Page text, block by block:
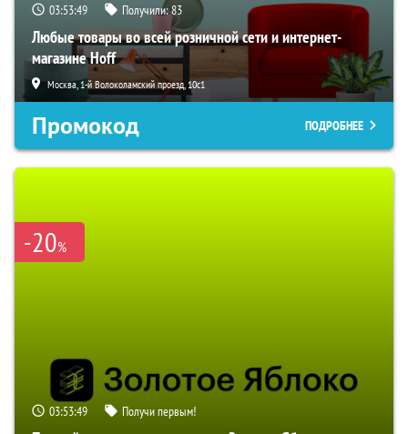
03:53:48 Получили:83
Любые товары во всей розничной сети и интернет-
магазине Hoff
Москва, 1-й Волоколамский проезд, 10с1
Промокод ПОДРОБНЕЕ
-20%
03:53:48 Получи первым!